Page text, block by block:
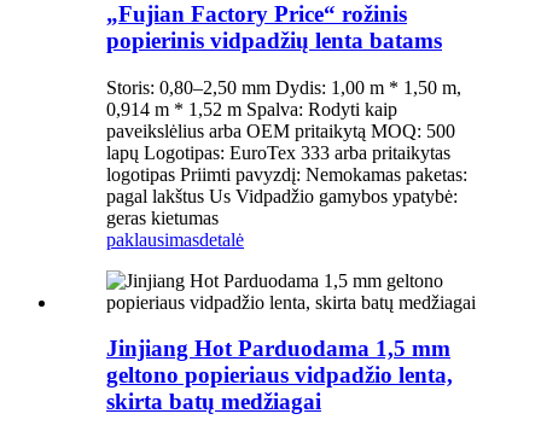
„Fujian Factory Price“ rožinis
popierinis vidpadžių lenta batams
Storis: 0,80–2,50 mm Dydis: 1,00 m * 1,50 m,
0,914 m * 1,52 m Spalva: Rodyti kaip
paveikslėlius arba OEM pritaikytą MOQ: 500
lapų Logotipas: EuroTex 333 arba pritaikytas
logotipas Priimti pavyzdį: Nemokamas paketas:
pagal lakštus Us Vidpadžio gamybos ypatybė:
geras kietumas
paklausimasdetalė
Jinjiang Hot Parduodama 1,5 mm
geltono popieriaus vidpadžio lenta,
skirta batų medžiagai